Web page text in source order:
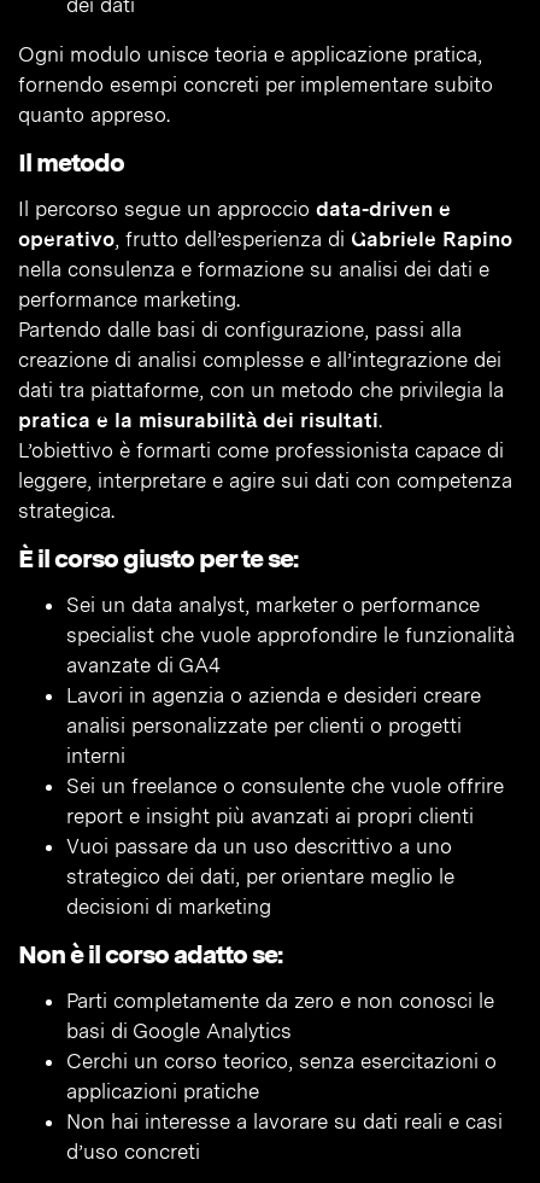
dei dati
Ogni modulo unisce teoria e applicazione pratica,
fornendo esempi concreti per implementare subito
quanto appreso.
Il metodo
Il percorso segue un approccio data-driven e
operativo, frutto dell’esperienza di Gabriele Rapino
nella consulenza e formazione su analisi dei dati e
performance marketing.
Partendo dalle basi di configurazione, passi alla
creazione di analisi complesse e all’integrazione dei
dati tra piattaforme, con un metodo che privilegia la
pratica e la misurabilità dei risultati.
L’obiettivo è formarti come professionista capace di
leggere, interpretare e agire sui dati con competenza
strategica.
È il corso giusto per te se:
Sei un data analyst, marketer o performance
specialist che vuole approfondire le funzionalità
avanzate di GA4
Lavori in agenzia o azienda e desideri creare
analisi personalizzate per clienti o progetti
interni
Sei un freelance o consulente che vuole offrire
report e insight più avanzati ai propri clienti
Vuoi passare da un uso descrittivo a uno
strategico dei dati, per orientare meglio le
decisioni di marketing
Non è il corso adatto se:
Parti completamente da zero e non conosci le
basi di Google Analytics
Cerchi un corso teorico, senza esercitazioni o
applicazioni pratiche
Non hai interesse a lavorare su dati reali e casi
d’uso concreti